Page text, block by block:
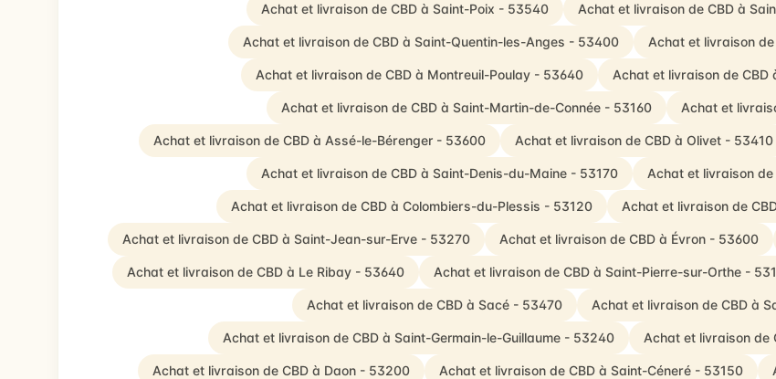
Achat et livraison de CBD à Saint-Poix - 53540 Achat et livraison de CBD à
Achat et livraison de CBD à Saint-Quentin-les-Anges - 53400 Achat et livraison
Achat et livraison de CBD à Montreuil-Poulay - 53640 Achat et livraison de CBD
Achat et livraison de CBD à Saint-Martin-de-Connée - 53160 Achat et
Achat et livraison de CBD à Assé-le-Bérenger - 53600 Achat et livraison de CBD à Olivet - 53410
Achat et livraison de CBD à Saint-Denis-du-Maine - 53170 Achat et livraison
Achat et livraison de CBD à Colombiers-du-Plessis - 53120 Achat et livraison de
Achat et livraison de CBD à Saint-Jean-sur-Erve - 53270 Achat et livraison de CBD à Évron - 53600
Achat et livraison de CBD à Le Ribay - 53640 Achat et livraison de CBD à Saint-Pierre-sur-Orthe -
Achat et livraison de CBD à Sacé - 53470 Achat et livraison de CBD à
Achat et livraison de CBD à Saint-Germain-le-Guillaume - 53240 Achat et livraison de
Achat et livraison de CBD à Daon - 53200 Achat et livraison de CBD à Saint-Céneré - 53150